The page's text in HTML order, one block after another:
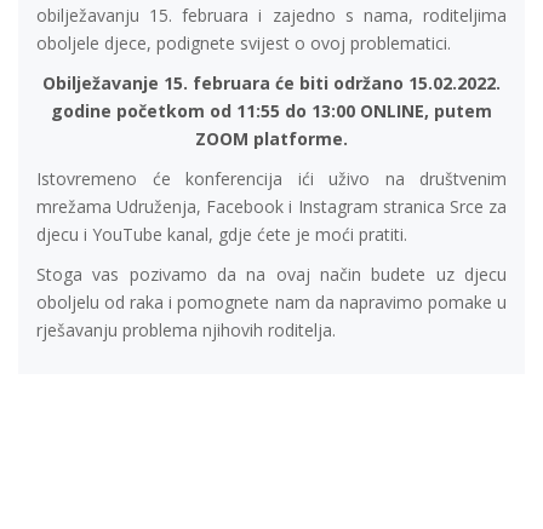
obilježavanju 15. februara i zajedno s nama, roditeljima
oboljele djece, podignete svijest o ovoj problematici.
Obilježavanje 15. februara će biti održano 15.02.2022.
godine početkom od 11:55 do 13:00 ONLINE, putem
ZOOM platforme.
Istovremeno će konferencija ići uživo na društvenim
mrežama Udruženja, Facebook i Instagram stranica Srce za
djecu i YouTube kanal, gdje ćete je moći pratiti.
Stoga vas pozivamo da na ovaj način budete uz djecu
oboljelu od raka i pomognete nam da napravimo pomake u
rješavanju problema njihovih roditelja.